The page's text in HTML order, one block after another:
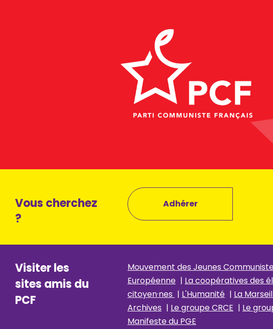
Vous cherchez
?
Adhérer
Visiter les
sites amis du
PCF
Mouvement des Jeunes
Européenne | La coopératives des
citoyen·nes | L'Humanité | La
Archives | Le groupe CRCE | Le
Manifeste du PGE